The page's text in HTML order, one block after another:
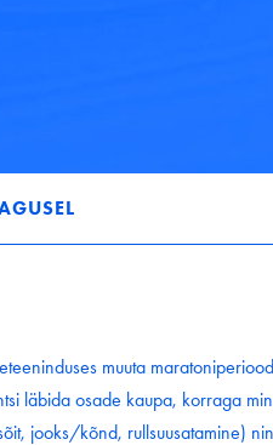
muuta
läbida osade kaupa, korraga
jooks/kõnd, rullsuusatamine)